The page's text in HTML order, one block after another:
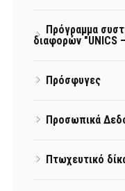
Πρόγραμμα
διαφορών "UNICS
Πρόσφυγες
Προσωπικά
Πτωχευτικό